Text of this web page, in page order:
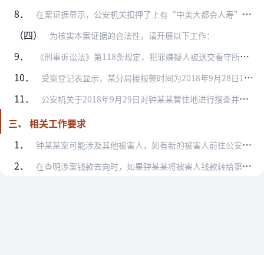
8． 在案证据显示，公安机关扣押了上有“中美大都会人寿”字样的U盘一个，请对其内部是否存在电子文档进行说明，并将电子文档的内容打印附卷。
（四） 为核实本案证据的合法性，请开展以下工作：
9． 《刑事诉讼法》第118条规定，犯罪嫌疑人被送交看守所羁押以后，侦查人员对其进行讯问，应当在看守所内进行。犯罪嫌疑人2018年9月29日被送达某市某区看守所羁押，…
10． 受案登记表显示，某分局接报警时间为2018年9月28日18时6分，与钟某某首次讯问笔录开始时间2018年9月28日12：10相矛盾，请予以完善。
11． 公安机关于2018年9月29日对钟某某暂住地进行搜查并扣押相关物品，缺少见证人身份信息，请予以补充。
三、 相关工作要求
1．
钟某某案可能涉及其他被害人，如有新的被害人前往公安机关报案，请要求被害人提供相应的理财合同、银行转账记录等书证，并将相关材料随案一并移送。
2． 在查明涉案钱款去向时，如果钟某某将被害人钱款转给第三人且无合理对价，请对相关款项及时予以冻结。